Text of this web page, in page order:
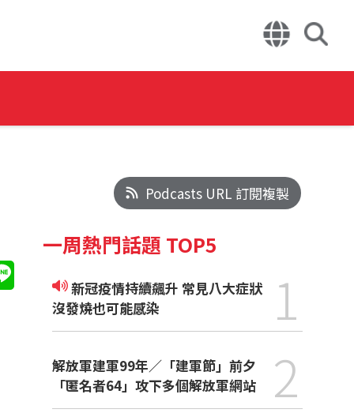
Podcasts URL 訂閱複製
一周熱門話題 TOP5
新冠疫情持續飆升 常見八大症狀
沒發燒也可能感染
1
解放軍建軍99年／「建軍節」前夕
「匿名者64」攻下多個解放軍網站
2